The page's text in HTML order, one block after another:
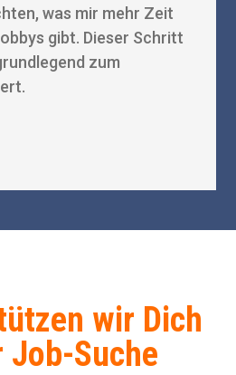
was mir mehr Zeit
gibt. Dieser Schritt
zum
wir Dich
Job-Suche